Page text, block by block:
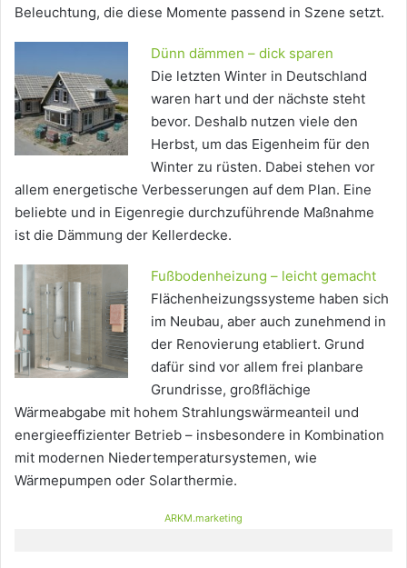
Beleuchtung, die diese Momente passend in Szene setzt.
Dünn dämmen – dick sparen
Die letzten Winter in Deutschland
waren hart und der nächste steht
bevor. Deshalb nutzen viele den
Herbst, um das Eigenheim für den
Winter zu rüsten. Dabei stehen vor
allem energetische Verbesserungen auf dem Plan. Eine
beliebte und in Eigenregie durchzuführende Maßnahme
ist die Dämmung der Kellerdecke.
Fußbodenheizung – leicht gemacht
Flächenheizungssysteme haben sich
im Neubau, aber auch zunehmend in
der Renovierung etabliert. Grund
dafür sind vor allem frei planbare
Grundrisse, großflä­chige
Wärmeabgabe mit hohem Strahlungswärmeanteil und
energieeffizienter Betrieb – insbesondere in Kombination
mit modernen Niedertemperatursystemen, wie
Wärmepumpen oder Solarthermie.
ARKM.marketing